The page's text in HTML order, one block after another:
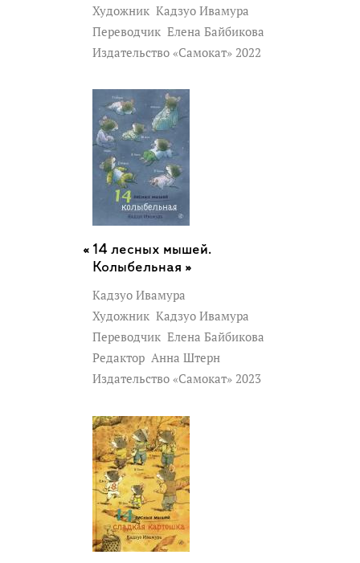
Художник Кадзуо Ивамура
Переводчик Елена Байбикова
Издательство «Самокат» 2022
14 лесных мышей.
Колыбельная »
Кадзуо Ивамура
Художник Кадзуо Ивамура
Переводчик Елена Байбикова
Редактор Анна Штерн
Издательство «Самокат» 2023